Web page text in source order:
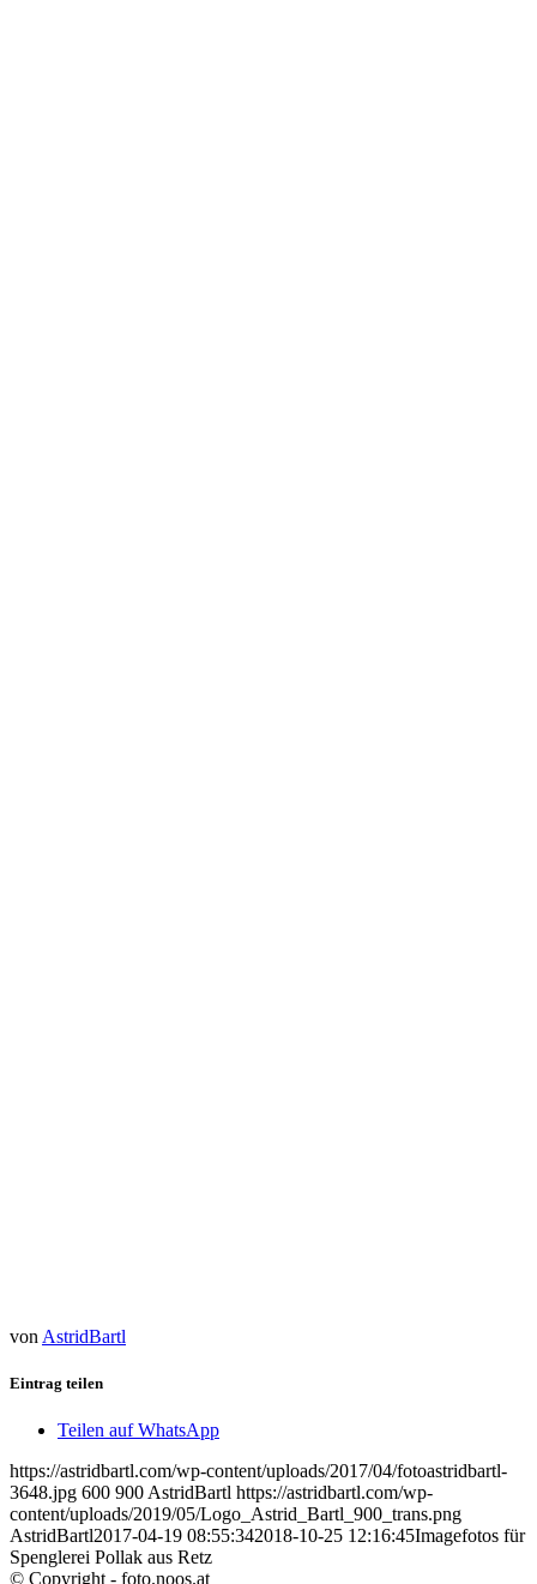
von AstridBartl
Eintrag teilen
Teilen auf WhatsApp
https://astridbartl.com/wp-content/uploads/2017/04/fotoastridbartl-
3648.jpg 600 900 AstridBartl https://astridbartl.com/wp-
content/uploads/2019/05/Logo_Astrid_Bartl_900_trans.png
AstridBartl2017-04-19 08:55:342018-10-25 12:16:45Imagefotos für
Spenglerei Pollak aus Retz
© Copyright - foto.noos.at